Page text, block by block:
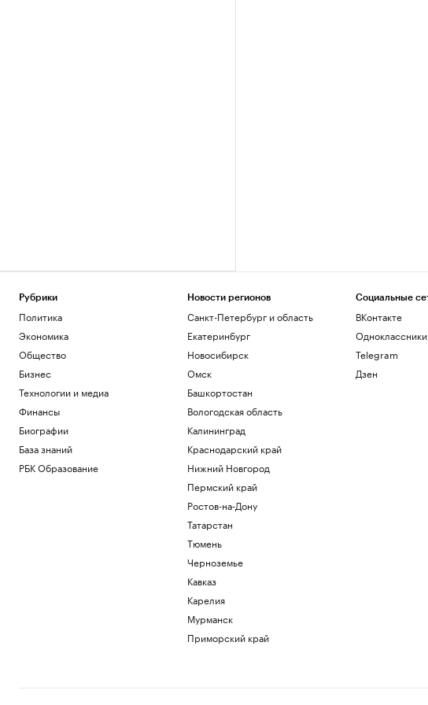
Рубрики
Политика
Экономика
Общество
Бизнес
Технологии и медиа
Финансы
Биографии
База знаний
РБК Образование
Новости регионов
Санкт-Петербург и область
Екатеринбург
Новосибирск
Омск
Башкортостан
Вологодская область
Калининград
Краснодарский край
Нижний Новгород
Пермский край
Ростов-на-Дону
Татарстан
Тюмень
Черноземье
Кавказ
Карелия
Мурманск
Приморский край
Социальные
ВКонтакте
Одноклассники
Telegram
Дзен